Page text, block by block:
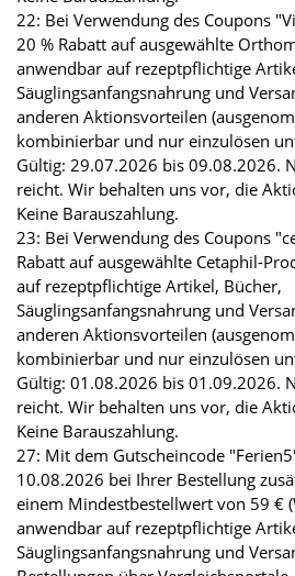
22: Bei Verwendung des Coupons
20 % Rabatt auf ausgewählte
anwendbar auf rezeptpflichtige
Säuglingsanfangsnahrung und
anderen Aktionsvorteilen
kombinierbar und nur einzulösen
Gültig: 29.07.2026 bis 09.08.2026.
reicht. Wir behalten uns vor, die
Keine Barauszahlung.
23: Bei Verwendung des Coupons
Rabatt auf ausgewählte Cetaphil-
auf rezeptpflichtige Artikel, Bücher,
Säuglingsanfangsnahrung und
anderen Aktionsvorteilen
kombinierbar und nur einzulösen
Gültig: 01.08.2026 bis 01.09.2026.
reicht. Wir behalten uns vor, die
Keine Barauszahlung.
27: Mit dem Gutscheincode
10.08.2026 bei Ihrer Bestellung
einem Mindestbestellwert von 59 €
anwendbar auf rezeptpflichtige
Säuglingsanfangsnahrung und